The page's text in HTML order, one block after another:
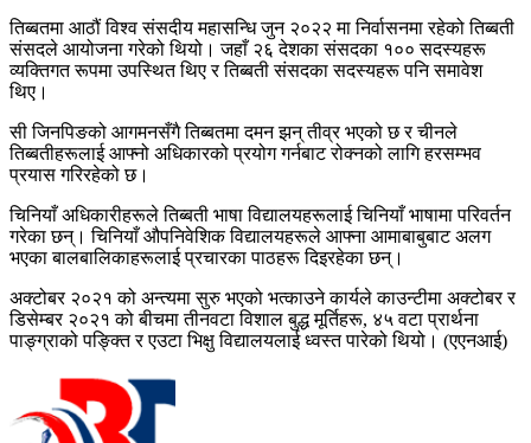
तिब्बतमा आठौं विश्व संसदीय महासन्धि जुन २०२२ मा निर्वासनमा रहेको तिब्बती
संसदले आयोजना गरेको थियो। जहाँ २६ देशका संसदका १०० सदस्यहरू
व्यक्तिगत रूपमा उपस्थित थिए र तिब्बती संसदका सदस्यहरू पनि समावेश
थिए।
सी जिनपिङको आगमनसँगै तिब्बतमा दमन झन् तीव्र भएको छ र चीनले
तिब्बतीहरूलाई आफ्नो अधिकारको प्रयोग गर्नबाट रोक्नको लागि हरसम्भव
प्रयास गरिरहेको छ।
चिनियाँ अधिकारीहरूले तिब्बती भाषा विद्यालयहरूलाई चिनियाँ भाषामा परिवर्तन
गरेका छन्। चिनियाँ औपनिवेशिक विद्यालयहरूले आफ्ना आमाबाबुबाट अलग
भएका बालबालिकाहरूलाई प्रचारका पाठहरू दिइरहेका छन्।
अक्टोबर २०२१ को अन्त्यमा सुरु भएको भत्काउने कार्यले काउन्टीमा अक्टोबर र
डिसेम्बर २०२१ को बीचमा तीनवटा विशाल बुद्ध मूर्तिहरू, ४५ वटा प्रार्थना
पाङ्ग्राको पङ्क्ति र एउटा भिक्षु विद्यालयलाई ध्वस्त पारेको थियो। (एएनआई)